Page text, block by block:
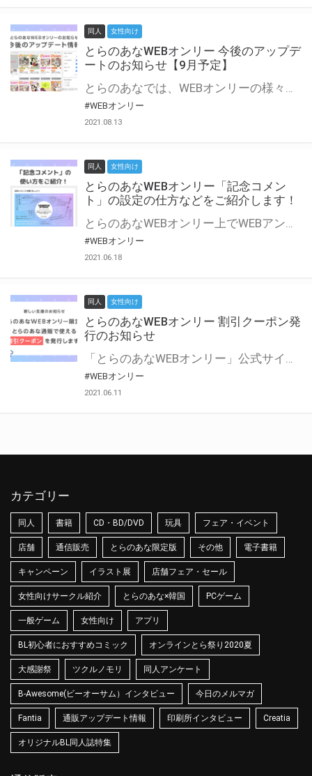
同人 女性向け
とらのあなWEBオンリー 今後のアップデ
ートのお知らせ【9月予定】
とらのあなでは、WEBオンリーの様々な支援を実施しています。 今回は2021年9月に実装を予定しているアップデート情報についてご紹介いたします。 とらのあなWEBオンリーサイトはこちら
#WEBオンリー
2021.08.13
同人 女性向け
とらのあなWEBオンリー「記念コメン
ト」の設定の仕方などをご紹介します！
とらのあなWEBオンリー上でWEBアンソロジーが作成できる「記念コメント」について、その使い方や作成手順を解説します！ 支援タイプを「サークル参加型」「サークル参加型・マルシェ(イベント会場)機能付き」でお申し込みいただいている主催者様はぜひご活用ください♪ とらのあなWEBオンリーサイトはこちら
#WEBオンリー
2021.06.18
同人 女性向け
とらのあなWEBオンリー 割引クーポン発
行のお知らせ
「とらのあなWEBオンリー」公式サイトでとらのあな通販の「割引クーポン」を配布中！ イベントごとに開催当日限定で使える割引クーポンのシリアルコードを発行します。 とらのあなWEBオンリーのページをチェックして、イベント当日にお得にお買い物を楽しみましょう♪ ※本キャンペーンは予告なく終了する場合がございます。 とらのあなWEBオンリーサイトはこちら
#WEBオンリー
2021.06.11
カテゴリー
同人 書籍 CD・BD/DVD 玩具 フェア・イベント
店舗 通信販売 とらのあな限定版 その他 電子書籍
キャンペーン イラスト展 店舗フェア・セール
女性向けサークル紹介 とらのあな×韓国 PCゲーム
一般ゲーム 女性向け アプリ
BL初心者におすすめコミック オンラインとら祭り2020夏
大感謝祭 ツクルノモリ 同人アンケート
B-Awesome(ビーオーサム）インタビュー 今日のメルマガ
Fantia 通販アップデート情報 印刷所インタビュー Creatia
オリジナルBL同人誌特集